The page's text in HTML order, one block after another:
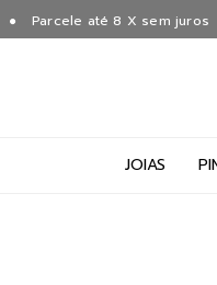
Parcele até 8 X sem juros
JOIAS